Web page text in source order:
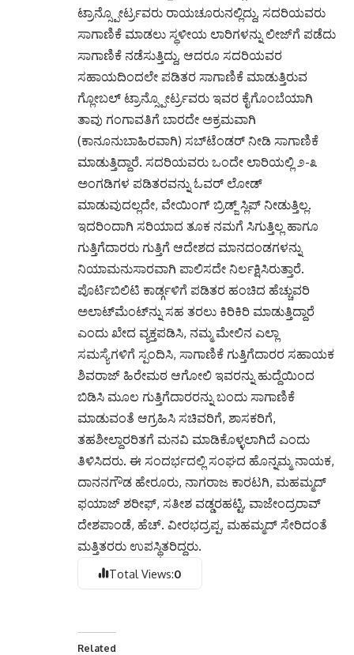
ಟ್ರಾನ್ಸ್ಪೋರ್ಟ್ರವರು ರಾಯಚೂರುನಲ್ಲಿದ್ದು, ಸದರಿಯವರು
ಸಾಗಾಣಿಕೆ ಮಾಡಲು ಸ್ಥಳೀಯ ಲಾರಿಗಳನ್ನು ಲೀಜ್‌ಗೆ ಪಡೆದು
ಸಾಗಾಣಿಕೆ ನಡೆಸುತ್ತಿದ್ದು, ಆದರೂ ಸದರಿಯವರ
ಸಹಾಯದಿಂದಲೇ ಪಡಿತರ ಸಾಗಾಣಿಕೆ ಮಾಡುತ್ತಿರುವ
ಗ್ಲೋಬಲ್ ಟ್ರಾನ್ಸ್ಪೋರ್ಟ್ರವರು ಇವರ ಕೈಗೊಂಬೆಯಾಗಿ
ತಾವು ಗಂಗಾವತಿಗೆ ಬಾರದೇ ಅಕ್ರಮವಾಗಿ
(ಕಾನೂನುಬಾಹಿರವಾಗಿ) ಸಬ್‌ಟೆಂಡರ್ ನೀಡಿ ಸಾಗಾಣಿಕೆ
ಮಾಡುತ್ತಿದ್ದಾರೆ. ಸದರಿಯವರು ಒಂದೇ ಲಾರಿಯಲ್ಲಿ ೨-೩
ಅಂಗಡಿಗಳ ಪಡಿತರವನ್ನು ಓವರ್ ಲೋಡ್
ಮಾಡುವುದಲ್ಲದೇ, ವೇಯಿಂಗ್ ಬ್ರಿಡ್ಜ್ ಸ್ಲಿಪ್ ನೀಡುತ್ತಿಲ್ಲ.
ಇದರಿಂದಾಗಿ ಸರಿಯಾದ ತೂಕ ನಮಗೆ ಸಿಗುತ್ತಿಲ್ಲ ಹಾಗೂ
ಗುತ್ತಿಗೆದಾರರು ಗುತ್ತಿಗೆ ಆದೇಶದ ಮಾನದಂಡಗಳನ್ನು
ನಿಯಾಮನುಸಾರವಾಗಿ ಪಾಲಿಸದೇ ನಿರ್ಲಕ್ಷಿಸಿರುತ್ತಾರೆ.
ಪೊರ್ಟಿಬಿಲಿಟಿ ಕಾರ್ಡ್ಗಳಿಗೆ ಪಡಿತರ ಹಂಚಿದ ಹೆಚ್ಚುವರಿ
ಅಲಾಟ್‌ಮೆಂಟ್‌ನ್ನು ಸಹ ತರಲು ಕಿರಿಕಿರಿ ಮಾಡುತ್ತಿದ್ದಾರೆ
ಎಂದು ಖೇದ ವ್ಯಕ್ತಪಡಿಸಿ, ನಮ್ಮ ಮೇಲಿನ ಎಲ್ಲಾ
ಸಮಸ್ಯೆಗಳಿಗೆ ಸ್ಪಂದಿಸಿ, ಸಾಗಾಣಿಕೆ ಗುತ್ತಿಗೆದಾರರ ಸಹಾಯಕ
ಶಿವರಾಜ್ ಹಿರೇಮಠ ಆಗೋಲಿ ಇವರನ್ನು ಹುದ್ದೆಯಿಂದ
ಬಿಡಿಸಿ ಮೂಲ ಗುತ್ತಿಗೆದಾರರನ್ನು ಬಂದು ಸಾಗಾಣಿಕೆ
ಮಾಡುವಂತೆ ಆಗ್ರಹಿಸಿ ಸಚಿವರಿಗೆ, ಶಾಸಕರಿಗೆ,
ತಹಶೀಲ್ದಾರರಿತಗೆ ಮನವಿ ಮಾಡಿಕೊಳ್ಳಲಾಗಿದೆ ಎಂದು
ತಿಳಿಸಿದರು. ಈ ಸಂದರ್ಭದಲ್ಲಿ ಸಂಘದ ಹೊನ್ನಮ್ಮ ನಾಯಕ,
ದಾನನಗೌಡ ಹೇರೂರು, ನಾಗರಾಜ ಕಾರಟಗಿ, ಮಹಮ್ಮದ್
ಫಯಾಜ್ ಶರೀಫ್, ಸತೀಶ ವಡ್ಡರಹಟ್ಟಿ, ವಾಜೇಂದ್ರರಾವ್
ದೇಶಪಾಂಡೆ, ಹೆಚ್. ವೀರಭದ್ರಪ್ಪ, ಮಹಮ್ಮದ್ ಸೇರಿದಂತೆ
ಮತ್ತಿತರರು ಉಪಸ್ಥಿತರಿದ್ದರು.
Total Views:0
Related